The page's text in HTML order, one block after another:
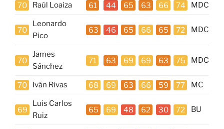
70 Raúl Loaiza 61 44 65 63 66 74 MDC
70
Leonardo
Pico
63 46 65 66 65 72 MDC
70
James
Sánchez
71 63 69 69 63 75 MDC
70 Iván Rivas 68 69 63 66 59 77 MC
69
Luis Carlos
Ruiz
65 69 48 62 30 72 BU